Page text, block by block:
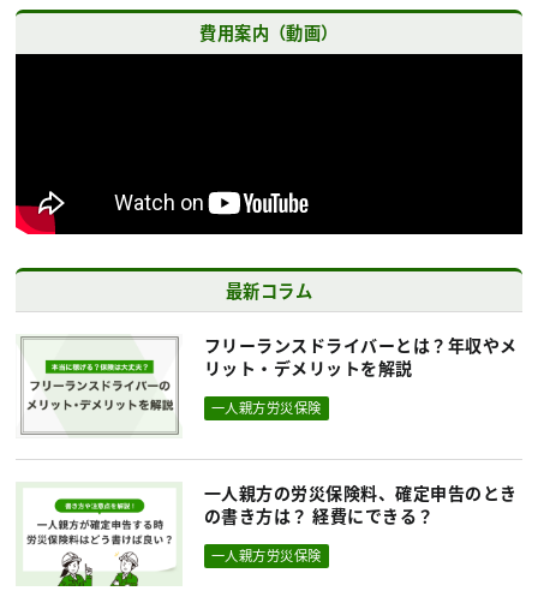
費用案内（動画）
最新コラム
フリーランスドライバーとは？年収やメ
リット・デメリットを解説
一人親方労災保険
一人親方の労災保険料、確定申告のとき
の書き方は？ 経費にできる？
一人親方労災保険